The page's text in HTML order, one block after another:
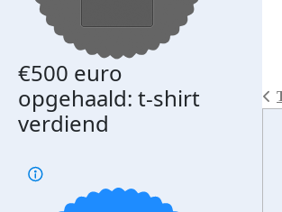
€500 euro
opgehaald: t-shirt
verdiend